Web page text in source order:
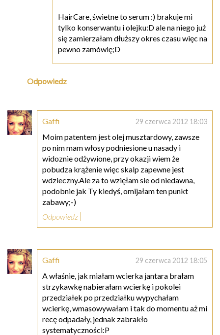
HairCare, świetne to serum :) brakuje mi
tylko konserwantu i olejku:D ale na niego już
się zamierzałam dłuższy okres czasu więc na
pewno zamówię;D
Odpowiedz
Gaffi 29 czerwca 2012 18:03
Moim patentem jest olej musztardowy, zawsze
po nim mam włosy podniesione u nasady i
widoznie odżywione, przy okazji wiem że
pobudza krążenie więc skalp zapewne jest
wdzieczny.Ale za to wzięłam sie od niedawna,
podobnie jak Ty kiedyś, omijałam ten punkt
zabawy;-)
Odpowiedz
Gaffi 29 czerwca 2012 18:05
A właśnie, jak miałam wcierka jantara brałam
strzykawkę nabierałam wcierkę i pokolei
przedziałek po przedziałku wypychałam
wcierkę, wmasowywałam i tak do momentu aż mi
recę odpadały, jednak zabrakło
systematyczności:P